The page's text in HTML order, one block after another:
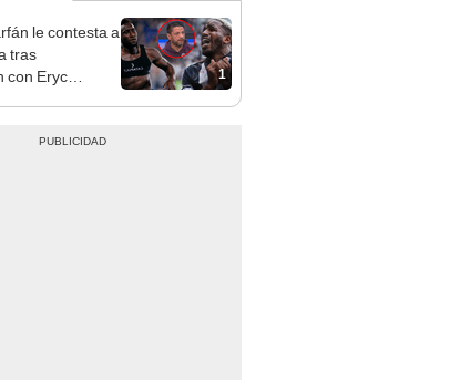
1
le contesta a
tras
con Eryc